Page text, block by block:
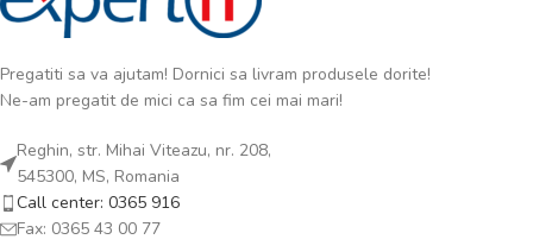
Pregatiti sa va ajutam! Dornici sa livram produsele dorite!
Ne-am pregatit de mici ca sa fim cei mai mari!
Reghin, str. Mihai Viteazu, nr. 208,
545300, MS, Romania
Call center: 0365 916
Fax: 0365 43 00 77